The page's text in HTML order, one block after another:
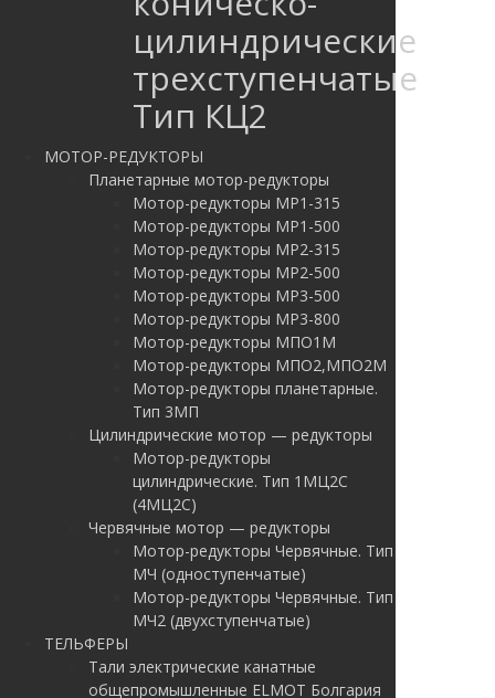
цилиндрические
трехступенчатые
Тип КЦ2
МОТОР-РЕДУКТОРЫ
Планетарные мотор-редукторы
Мотор-редукторы МР1-315
Мотор-редукторы МР1-500
Мотор-редукторы МР2-315
Мотор-редукторы МР2-500
Мотор-редукторы МР3-500
Мотор-редукторы МР3-800
Мотор-редукторы МПО1М
Мотор-редукторы МПО2,МПО2М
Мотор-редукторы планетарные.
Тип 3МП
Цилиндрические мотор — редукторы
Мотор-редукторы
цилиндрические. Тип 1МЦ2С
(4МЦ2С)
Червячные мотор — редукторы
Мотор-редукторы Червячные. Тип
МЧ (одноступенчатые)
Мотор-редукторы Червячные. Тип
МЧ2 (двухступенчатые)
ТЕЛЬФЕРЫ
Тали электрические канатные
общепромышленные ELMOT Болгария